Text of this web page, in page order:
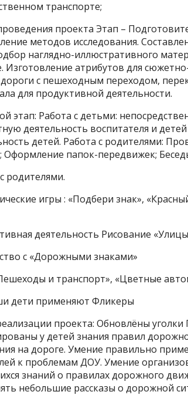
транспорте;
проекта Этап –
методов исследования.
наглядно-иллюстративного
Изготовление атрибутов для
с пешеходным переходом,
для продуктивной деятельности.
этап: Работа с детьми:
деятельность воспитателя и
детей. Работа с родителями:
папок-передвижек;
родителями.
игры : «Подбери знак»,
деятельность Рисование
с «Дорожными знаками»
и транспорт», «Цветные
дети применяют Фликеры
проекта: Обновлёны
у детей знания правил
на дороге. Умение правильно
к проблемам ДОУ. Умение
знаний о правилах дорожного
небольшие рассказы о дорожной